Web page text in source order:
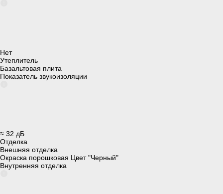
Нет
Утеплитель
Базальтовая плита
Показатель звукоизоляции
≈ 32 дБ
Отделка
Внешняя отделка
Окраска порошковая Цвет "Черный"
Внутренняя отделка